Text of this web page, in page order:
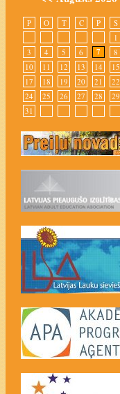
P O T C P S
1
3
4 5 6 7 8
10
11 12 13 14 15
17
18 19 20 21 22
24
25 26 27 28 29
31